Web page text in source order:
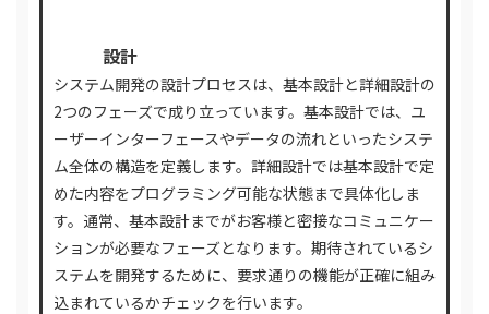
設計
システム開発の設計プロセスは、基本設計と詳細設計の
2つのフェーズで成り立っています。基本設計では、ユ
ーザーインターフェースやデータの流れといったシステ
ム全体の構造を定義します。詳細設計では基本設計で定
めた内容をプログラミング可能な状態まで具体化しま
す。通常、基本設計までがお客様と密接なコミュニケー
ションが必要なフェーズとなります。期待されているシ
ステムを開発するために、要求通りの機能が正確に組み
込まれているかチェックを行います。